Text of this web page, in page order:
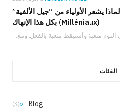
لماذا يشعر الأولياء من “جيل الألفية”
(Milléniaux) بكل هذا الإنهاك
” أذهب إلى النوم متعبة وأستيقظ متعبة بالفعل. ومع ذلك، لدي شعور دائم بأنني لا…
الفئات
Blog
(3)